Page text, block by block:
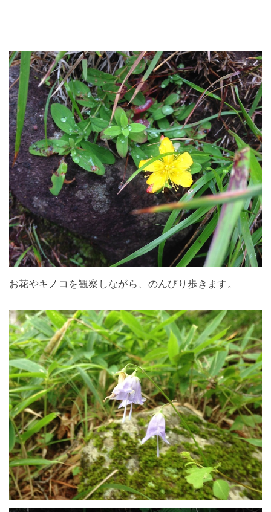
お花やキノコを観察しながら、のんびり歩きます。